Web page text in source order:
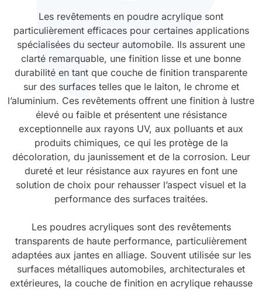
Polyessence
Oxysac
Durcissement UV
Les revêtements en poudre acrylique sont
particulièrement efficaces pour certaines applications
spécialisées du secteur automobile. Ils assurent une
clarté remarquable, une finition lisse et une bonne
durabilité en tant que couche de finition transparente
sur des surfaces telles que le laiton, le chrome et
l’aluminium. Ces revêtements offrent une finition à lustre
élevé ou faible et présentent une résistance
exceptionnelle aux rayons UV, aux polluants et aux
produits chimiques, ce qui les protège de la
décoloration, du jaunissement et de la corrosion. Leur
dureté et leur résistance aux rayures en font une
solution de choix pour rehausser l’aspect visuel et la
performance des surfaces traitées.
Les poudres acryliques sont des revêtements
transparents de haute performance, particulièrement
adaptées aux jantes en alliage. Souvent utilisée sur les
surfaces métalliques automobiles, architecturales et
extérieures, la couche de finition en acrylique rehausse